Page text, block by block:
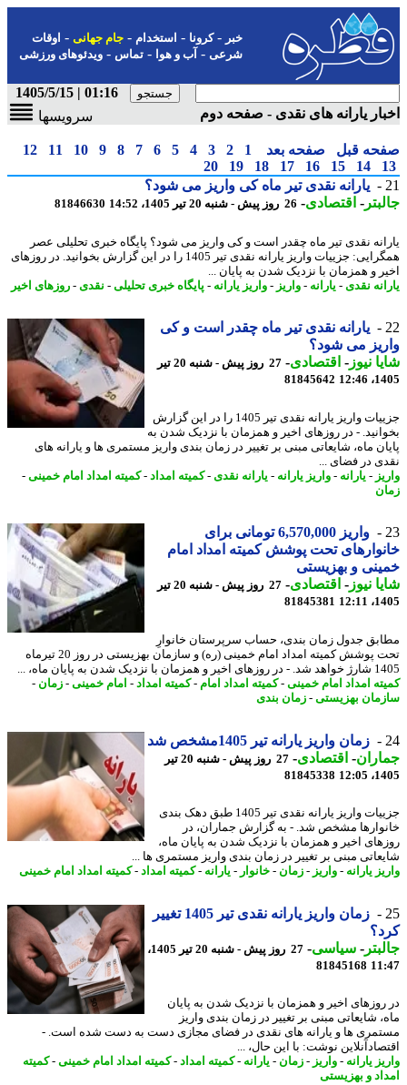
-کرونا-استخدام- جام جهانی-اوقات
شرعی-آب و هوا-تماس-ویدئوهای ورزشی
01:16 | 1405/5/15
یارانه های نقدی - صفحه دوم
سرویسها
قبل صفحه بعد 1
2
3
4
5
6
7
8
9
10
11
12
14
15
16
17
18
19
20
یارانه نقدی تیر ماه کی واریز می شود؟
-اقتصادی-26 روز پیش - شنبه 20 تیر 1405، 14:52 81846630
نقدی تیر ماه چقدر است و کی واریز می شود؟ پایگاه خبری تحلیلی عصر
همگرایی: جزییات واریز یارانه نقدی تیر 1405 را در این گزارش بخوانید. در روزهای
و همزمان با نزدیک شدن به پایان ...
نقدی-یارانه- واریز- واریز یارانه- پایگاه خبری تحلیلی-نقدی-روزهای اخیر
یارانه نقدی تیر ماه چقدر است و کی
می شود؟
نیوز-اقتصادی-
27 روز پیش - شنبه 20 تیر
81845642
جزییات واریز یارانه نقدی تیر 1405 را در این گزارش
- در روزهای اخیر و همزمان با نزدیک شدن به
ماه، شایعاتی مبنی بر تغییر در زمان بندی واریز مستمری ها و یارانه های
در فضای ...
- یارانه- واریز یارانه- یارانه نقدی-کمیته امداد -کمیته امداد امام خمینی-
واریز 6,570,000 تومانی برای
تحت پوشش کمیته امداد امام
و بهزیستی
نیوز-اقتصادی-
27 روز پیش - شنبه 20 تیر
81845381
جدول زمان بندی، حساب سرپرستان خانوارِ
تحت پوشش کمیته امداد امام خمینی (ره) و سازمان بهزیستی در روز 20 تیرماه
نزدیک شدن به پایان ماه، ...
امداد امام خمینی-کمیته امداد امام -کمیته امداد -امام خمینی-زمان -
بهزیستی-زمان بندی
زمان واریز یارانه تیر 1405مشخص شد
- اقتصادی-
27 روز پیش - شنبه 20 تیر
81845338
جزییات واریز یارانه نقدی تیر 1405 طبق دهک بندی
مشخص شد. - به گزارش جماران، در
اخیر و همزمان با نزدیک شدن به پایان ماه،
مبنی بر تغییر در زمان بندی واریز مستمری ها ...
یارانه- واریز- زمان -خانوار-یارانه- کمیته امداد -کمیته امداد امام خمینی
زمان واریز یارانه نقدی تیر 1405 تغییر
-سیاسی-
27 روز پیش - شنبه 20 تیر 1405،
81845168
اخیر و همزمان با نزدیک شدن به پایان
شایعاتی مبنی بر تغییر در زمان بندی واریز
ها و یارانه های نقدی در فضای مجازی دست به دست شده است. -
نوشت: با این حال، ...
یارانه- واریز- زمان -یارانه- کمیته امداد -کمیته امداد امام خمینی-کمیته
و بهزیستی